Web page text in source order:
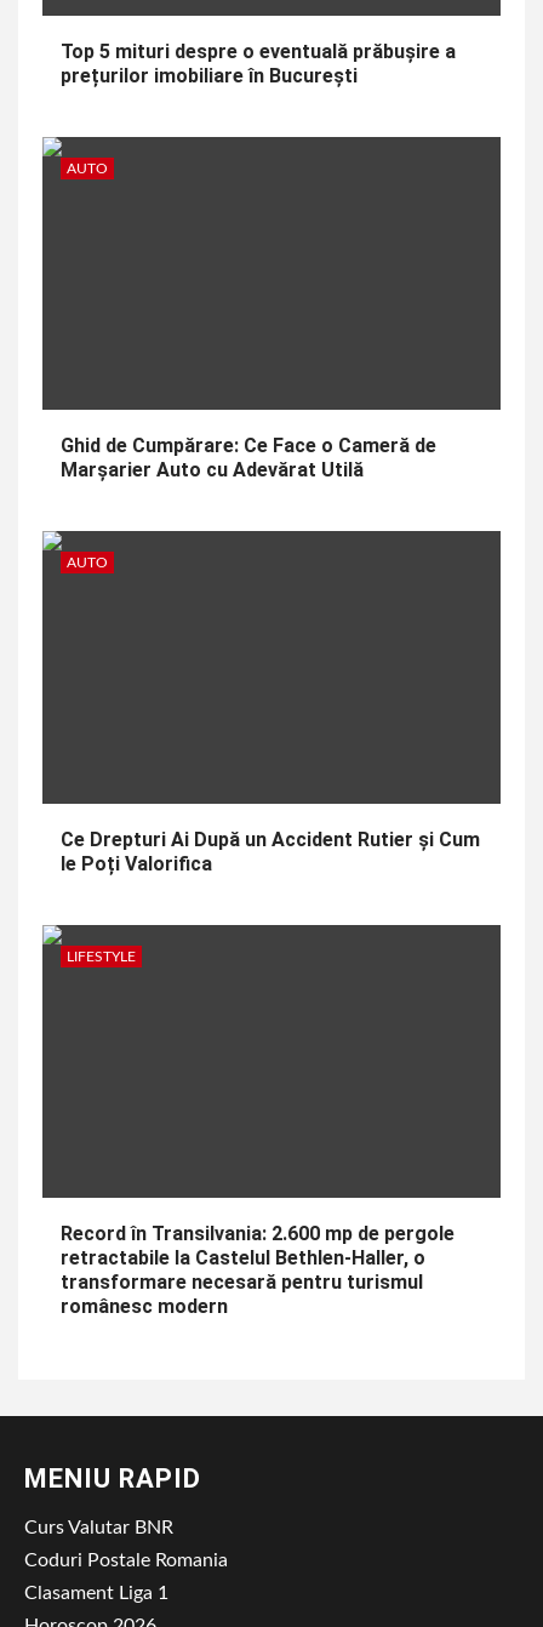
Top 5 mituri despre o eventuală prăbușire a
prețurilor imobiliare în București
AUTO
Ghid de Cumpărare: Ce Face o Cameră de
Marșarier Auto cu Adevărat Utilă
AUTO
Ce Drepturi Ai După un Accident Rutier și Cum
le Poți Valorifica
LIFESTYLE
Record în Transilvania: 2.600 mp de pergole
retractabile la Castelul Bethlen-Haller, o
transformare necesară pentru turismul
românesc modern
MENIU RAPID
Curs Valutar BNR
Coduri Postale Romania
Clasament Liga 1